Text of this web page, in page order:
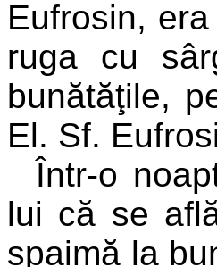
Eufrosin,
ruga cu
bunătăţile,
El. Sf.
Într-o
lui că se
spaimă la